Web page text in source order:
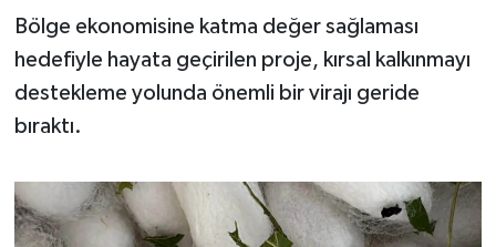
Bölge ekonomisine katma değer sağlaması
hedefiyle hayata geçirilen proje, kırsal kalkınmayı
destekleme yolunda önemli bir virajı geride
bıraktı.
MANŞET
Manyas
OTOMOTİV